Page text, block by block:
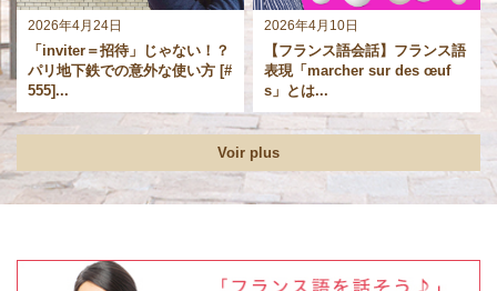
2026年4月24日
「inviter＝招待」じゃない！？
パリ地下鉄での意外な使い方 [#
555]...
2026年4月10日
【フランス語会話】フランス語
表現「marcher sur des œuf
s」とは...
Voir plus